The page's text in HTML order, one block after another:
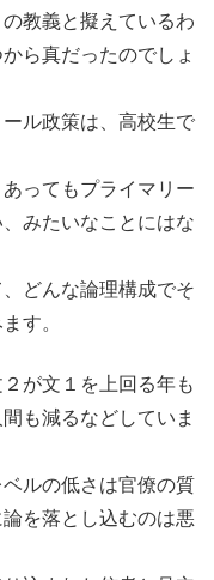
教義と擬えているわ
ら真だったのでしょ
ル政策は、高校生で
ってもプライマリー
みたいなことにはな
どんな論理構成でそ
す。
が文１を上回る年も
も減るなどしていま
ルの低さは官僚の質
を落とし込むのは悪